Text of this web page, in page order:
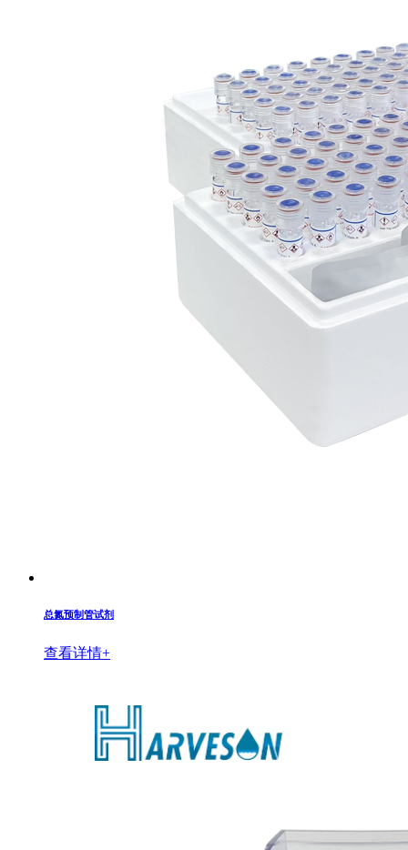
总氮预制管试剂
查看详情+